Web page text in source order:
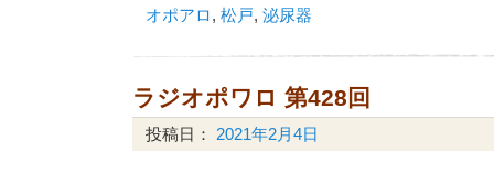
オポアロ, 松戸, 泌尿器
ラジオポワロ 第428回
投稿日： 2021年2月4日